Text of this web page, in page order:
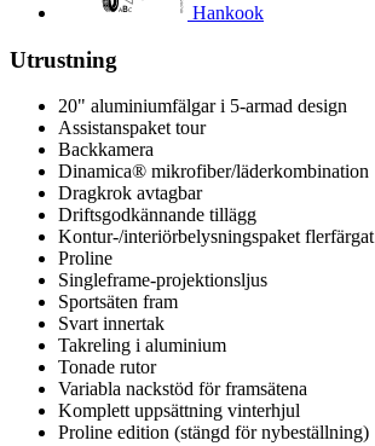
Hankook
Utrustning
20" aluminiumfälgar i 5-armad design
Assistanspaket tour
Backkamera
Dinamica® mikrofiber/läderkombination
Dragkrok avtagbar
Driftsgodkännande tillägg
Kontur-/interiörbelysningspaket flerfärgat
Proline
Singleframe-projektionsljus
Sportsäten fram
Svart innertak
Takreling i aluminium
Tonade rutor
Variabla nackstöd för framsätena
Komplett uppsättning vinterhjul
Proline edition (stängd för nybeställning)